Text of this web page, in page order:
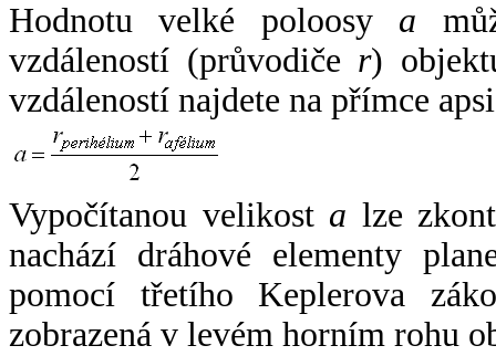
Hodnotu velké poloosy a
vzdáleností (průvodiče r)
vzdáleností najdete na přímce
Vypočítanou velikost a lze
nachází dráhové elementy
pomocí třetího Keplerova
zobrazená v levém horním rohu